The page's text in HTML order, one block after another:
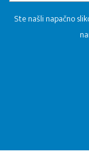
Ste našli napačno